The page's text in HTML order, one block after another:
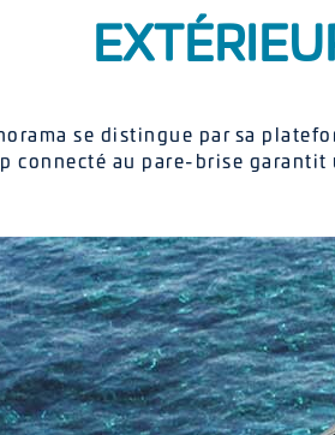
se distingue par sa
connecté au pare-brise